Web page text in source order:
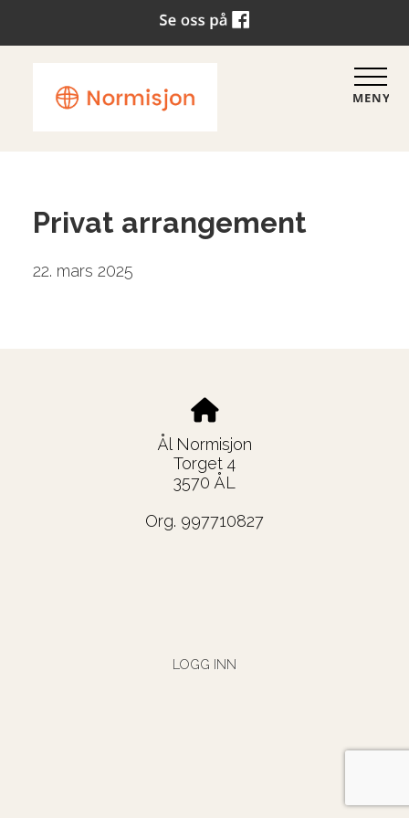
MENY
Privat arrangement
22. mars 2025
Ål Normisjon
Torget 4
3570 ÅL
Org. 997710827
LOGG INN